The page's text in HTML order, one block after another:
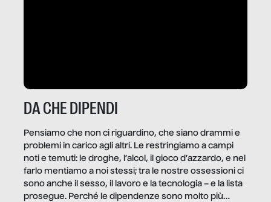
DA CHE DIPENDI
Pensiamo che non ci riguardino, che siano drammi e
problemi in carico agli altri. Le restringiamo a campi
noti e temuti: le droghe, l’alcol, il gioco d’azzardo, e nel
farlo mentiamo a noi stessi; tra le nostre ossessioni ci
sono anche il sesso, il lavoro e la tecnologia – e la lista
prosegue. Perché le dipendenze sono molto più